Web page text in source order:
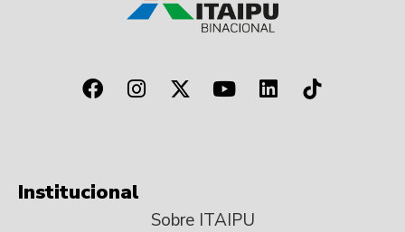
Institucional
Sobre ITAIPU